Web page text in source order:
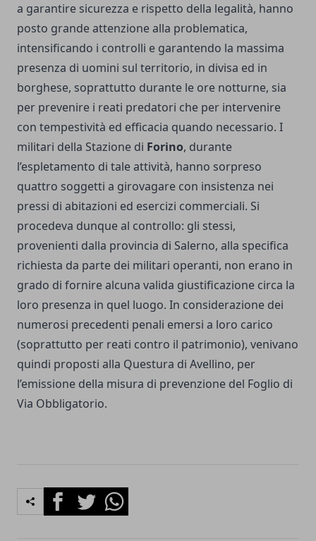
a garantire sicurezza e rispetto della legalità, hanno
posto grande attenzione alla problematica,
intensificando i controlli e garantendo la massima
presenza di uomini sul territorio, in divisa ed in
borghese, soprattutto durante le ore notturne, sia
per prevenire i reati predatori che per intervenire
con tempestività ed efficacia quando necessario. I
militari della Stazione di Forino, durante
l’espletamento di tale attività, hanno sorpreso
quattro soggetti a girovagare con insistenza nei
pressi di abitazioni ed esercizi commerciali. Si
procedeva dunque al controllo: gli stessi,
provenienti dalla provincia di Salerno, alla specifica
richiesta da parte dei militari operanti, non erano in
grado di fornire alcuna valida giustificazione circa la
loro presenza in quel luogo. In considerazione dei
numerosi precedenti penali emersi a loro carico
(soprattutto per reati contro il patrimonio), venivano
quindi proposti alla Questura di Avellino, per
l’emissione della misura di prevenzione del Foglio di
Via Obbligatorio.
FacebookTwitterWhatsapp